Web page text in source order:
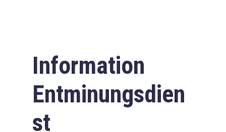
Information
Entminungsdien
st